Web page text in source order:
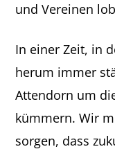
und Vereinen
In einer Zeit, in
herum immer
Attendorn um
kümmern. Wir
sorgen, dass